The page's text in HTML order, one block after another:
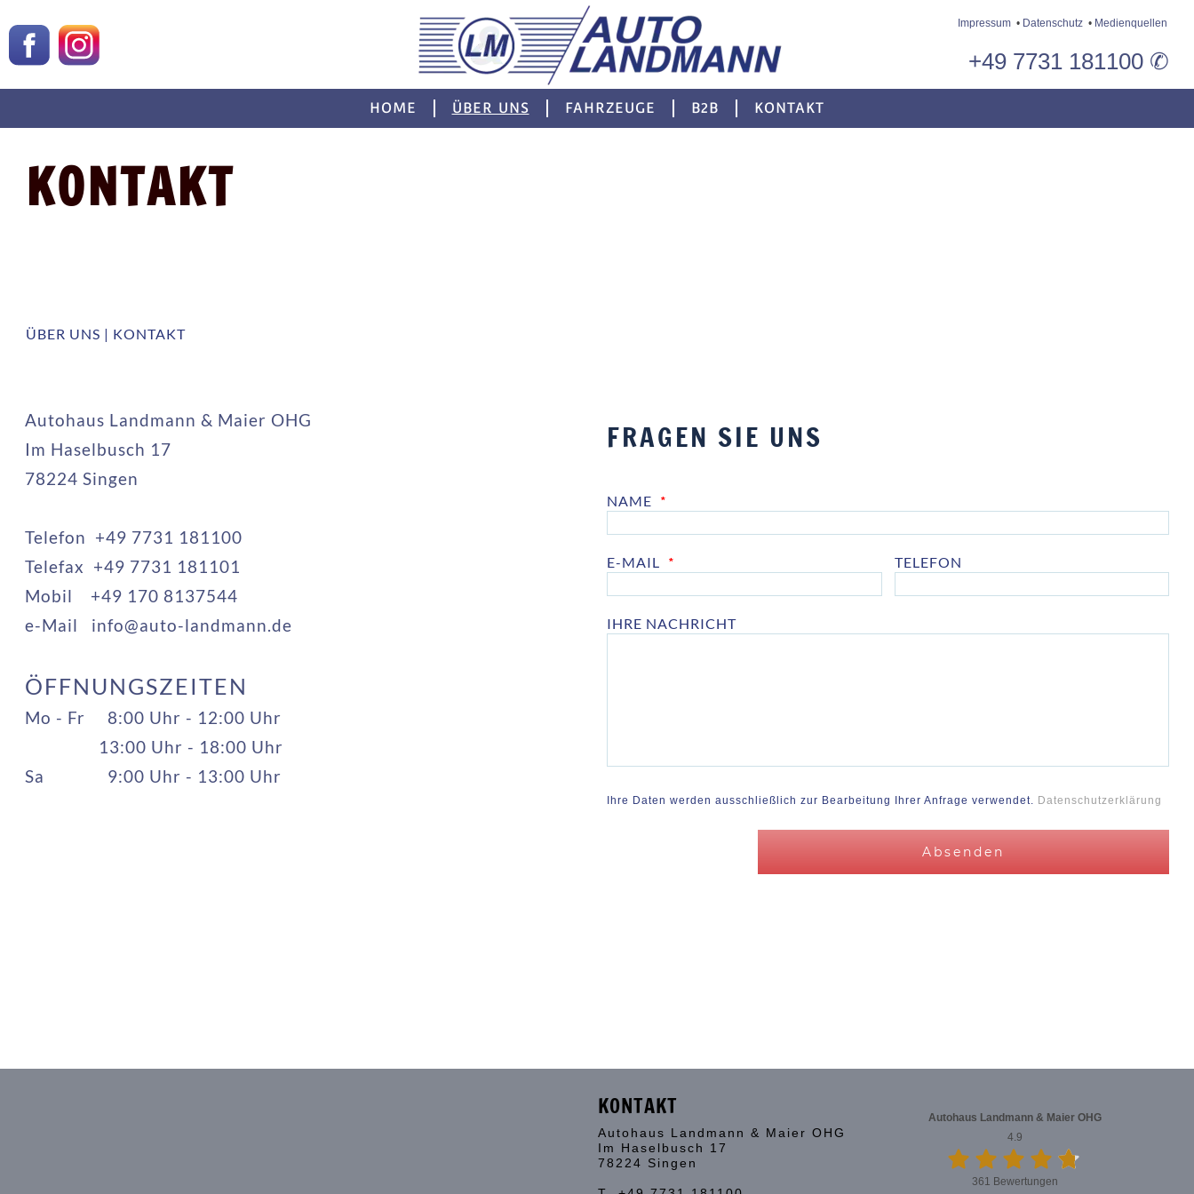
+49 7731 181100 ✆
Impressum • Datenschutz • Medienquellen
HOME ÜBER UNS FAHRZEUGE B2B KONTAKT
KONTAKT
ÜBER UNS | KONTAKT
Autohaus Landmann & Maier OHG
Im Haselbusch 17
78224 Singen
Telefon +49 7731 181100
Telefax +49 7731 181101
Mobil +49 170 8137544
e-Mail info@auto-landmann.de
ÖFFNUNGSZEITEN
Mo - Fr 8:00 Uhr - 12:00 Uhr
13:00 Uhr - 18:00 Uhr
Sa
9:00 Uhr - 13:00 Uhr
FRAGEN SIE UNS
NAME *
E-MAIL * TELEFON
IHRE NACHRICHT
Ihre Daten werden ausschließlich zur Bearbeitung Ihrer Anfrage verwendet. Datenschutzerklärung
KONTAKT
Autohaus Landmann & Maier OHG
Im Haselbusch 17
78224 Singen
Autohaus Landmann & Maier OHG
4.9
361 Bewertungen